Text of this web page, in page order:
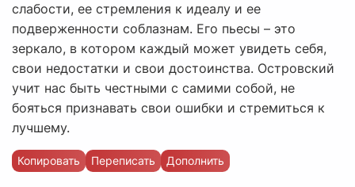
слабости, ее стремления к идеалу и ее
подверженности соблазнам. Его пьесы – это
зеркало, в котором каждый может увидеть себя,
свои недостатки и свои достоинства. Островский
учит нас быть честными с самими собой, не
бояться признавать свои ошибки и стремиться к
лучшему.
Копировать Переписать Дополнить